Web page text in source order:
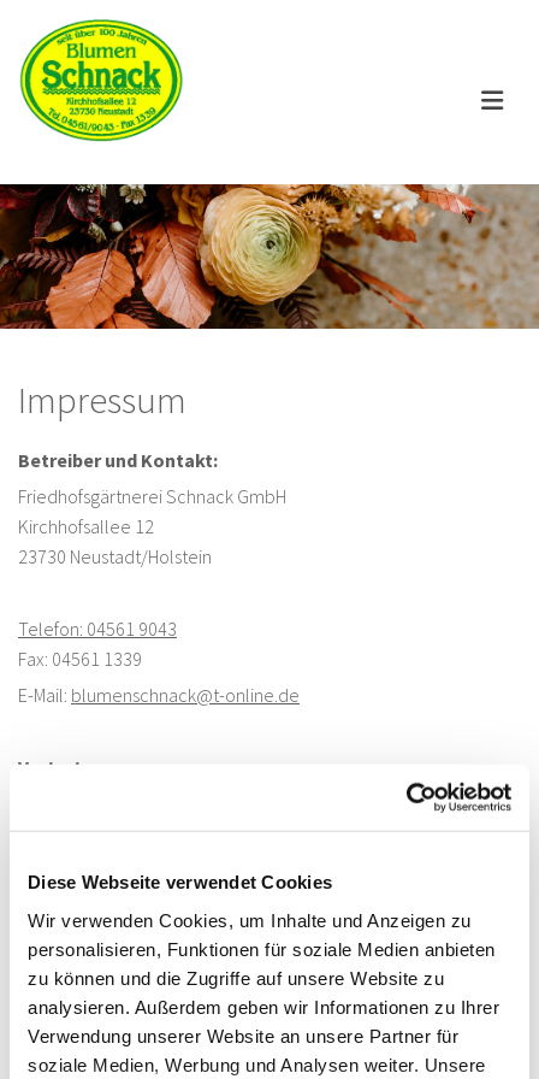
Diese Webseite verwendet Cookies
Wir verwenden Cookies, um Inhalte und Anzeigen zu
personalisieren, Funktionen für soziale Medien anbieten
zu können und die Zugriffe auf unsere Website zu
analysieren. Außerdem geben wir Informationen zu Ihrer
Verwendung unserer Website an unsere Partner für
soziale Medien, Werbung und Analysen weiter. Unsere
Impressum
Betreiber und Kontakt:
Friedhofsgärtnerei Schnack GmbH
Kirchhofsallee 12
23730 Neustadt/Holstein
Telefon: 04561 9043
Fax: 04561 1339
E-Mail: blumenschnack@t-online.de
Vertretung:
Friedhofsgärtnerei Schnack GmbH wird vertreten durch
Meike Prohl
Berufsbezeichnung: Einzelhändler
Handelsregister: Amtsgericht Lübeck HRB 1249 OL
UStID: DE219518328
Bilder und Grafiken: